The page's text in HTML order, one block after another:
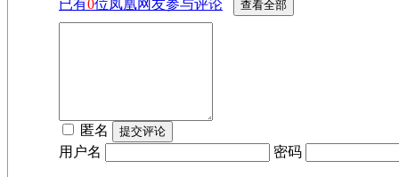
已有0位凤凰网友参与评论
匿名
用户名
密码